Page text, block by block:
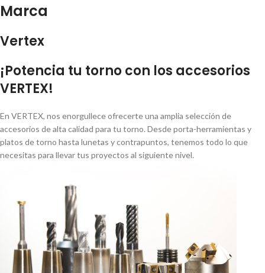
Marca
Vertex
¡Potencia tu torno con los accesorios
VERTEX!
En VERTEX, nos enorgullece ofrecerte una amplia selección de
accesorios de alta calidad para tu torno. Desde porta-herramientas y
platos de torno hasta lunetas y contrapuntos, tenemos todo lo que
necesitas para llevar tus proyectos al siguiente nivel.